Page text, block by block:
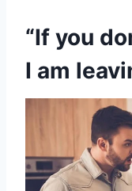
“If you
I am